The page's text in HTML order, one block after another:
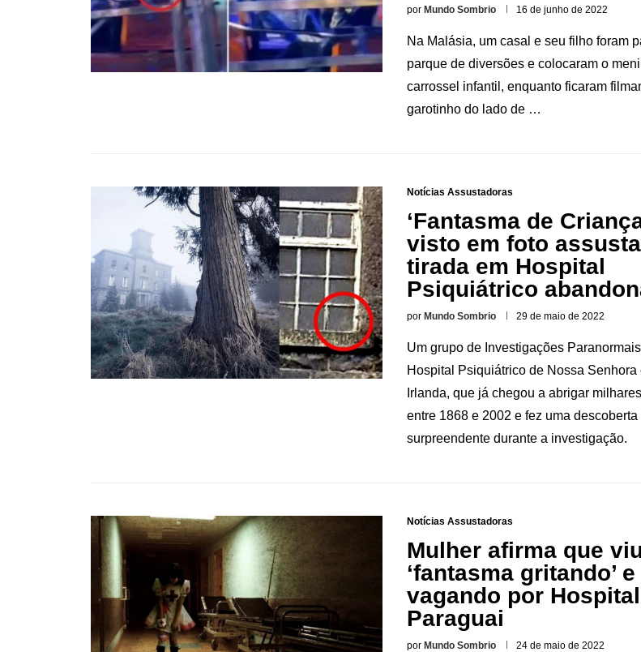
por Mundo Sombrio 16 de junho de 2022
Na Malásia, um casal e seu filho foram
parque de diversões e colocaram o
carrossel infantil, enquanto ficaram
garotinho do lado de …
Notícias Assustadoras
‘Fantasma de
visto em foto
tirada em Hospital
Psiquiátrico
por Mundo Sombrio 29 de maio de 2022
Um grupo de Investigações
Hospital Psiquiátrico de Nossa Senhora
Irlanda, que já chegou a abrigar
entre 1868 e 2002 e fez uma descoberta
surpreendente durante a investigação.
Notícias Assustadoras
Mulher afirma que
‘fantasma gritando’ e
vagando por
Paraguai
por Mundo Sombrio 24 de maio de 2022